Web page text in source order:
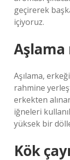
geçirerek
içiyoruz.
Aşlama
Aşılama,
rahmine
erkekten
iğneleri
yüksek bir
Kök